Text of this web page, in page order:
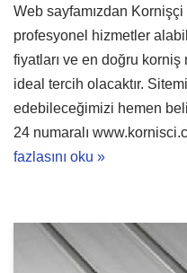
Web sayfamızdan
profesyonel hizmetler
fiyatları ve en doğru korniş
ideal tercih olacaktır.
edebileceğimizi hemen
24 numaralı
fazlasını oku »